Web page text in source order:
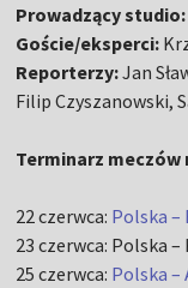
Prowadzący studio:
Goście/eksperci:
Reporterzy:Jan
Filip Czyszanowski,
Terminarz
22 czerwca: Polska –
23 czerwca: Polska –
25 czerwca: Polska –